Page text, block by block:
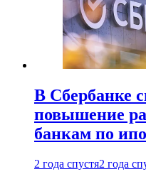
В Сбербанке
повышение
банкам по
2 года спустя2 года